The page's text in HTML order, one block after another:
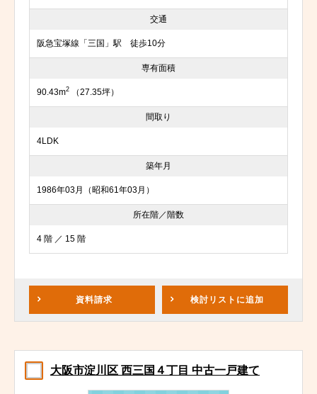
交通
阪急宝塚線「三国」駅 徒歩10分
専有面積
90.43m2 （27.35坪）
間取り
4LDK
築年月
1986年03月（昭和61年03月）
所在階／階数
4 階 ／ 15 階
資料請求 検討リスト に追加
大阪市淀川区 西三国４丁目 中古一戸建て